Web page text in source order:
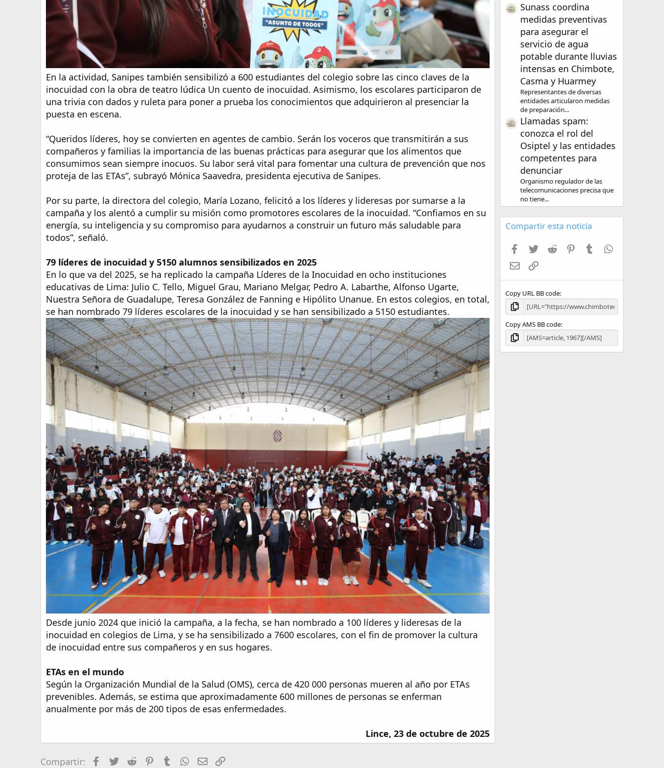
En la actividad, Sanipes también sensibilizó a 600 estudiantes del colegio sobre las cinco claves de la
inocuidad con la obra de teatro lúdica Un cuento de inocuidad. Asimismo, los escolares participaron de
una trivia con dados y ruleta para poner a prueba los conocimientos que adquirieron al presenciar la
puesta en escena.
“Queridos líderes, hoy se convierten en agentes de cambio. Serán los voceros que transmitirán a sus
compañeros y familias la importancia de las buenas prácticas para asegurar que los alimentos que
consumimos sean siempre inocuos. Su labor será vital para fomentar una cultura de prevención que nos
proteja de las ETAs”, subrayó Mónica Saavedra, presidenta ejecutiva de Sanipes.
Por su parte, la directora del colegio, María Lozano, felicitó a los líderes y lideresas por sumarse a la
campaña y los alentó a cumplir su misión como promotores escolares de la inocuidad. “Confiamos en su
energía, su inteligencia y su compromiso para ayudarnos a construir un futuro más saludable para
todos”, señaló.
79 líderes de inocuidad y 5150 alumnos sensibilizados en 2025
En lo que va del 2025, se ha replicado la campaña Líderes de la Inocuidad en ocho instituciones
educativas de Lima: Julio C. Tello, Miguel Grau, Mariano Melgar, Pedro A. Labarthe, Alfonso Ugarte,
Nuestra Señora de Guadalupe, Teresa González de Fanning e Hipólito Unanue. En estos colegios, en total,
se han nombrado 79 líderes escolares de la inocuidad y se han sensibilizado a 5150 estudiantes.
Desde junio 2024 que inició la campaña, a la fecha, se han nombrado a 100 líderes y lideresas de la
inocuidad en colegios de Lima, y se ha sensibilizado a 7600 escolares, con el fin de promover la cultura
de inocuidad entre sus compañeros y en sus hogares.
ETAs en el mundo
Según la Organización Mundial de la Salud (OMS), cerca de 420 000 personas mueren al año por ETAs
prevenibles. Además, se estima que aproximadamente 600 millones de personas se enferman
anualmente por más de 200 tipos de esas enfermedades.
Lince, 23 de octubre de 2025
Compartir: FacebookTwitterRedditPinterestTumblrWhatsApp
Email
Sunass coordina
medidas preventivas
para asegurar el
servicio de agua
potable durante lluvias
intensas en Chimbote,
Casma y Huarmey
Representantes de diversas
entidades articularon medidas
de preparación...
Llamadas spam:
conozca el rol del
Osiptel y las entidades
competentes para
denunciar
Organismo regulador de las
telecomunicaciones precisa que
no tiene...
Compartir esta noticia
FacebookTwitterReddit Pinterest
Tumblr
Email
Copy URL BB code
Copy AMS BB code